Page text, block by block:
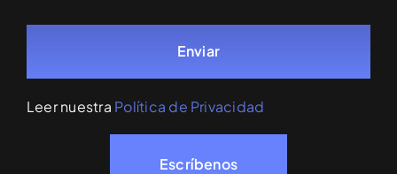
Enviar
Leer nuestra Política de Privacidad
Escríbenos